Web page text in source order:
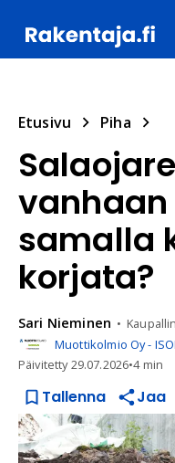
Etusivu Piha
samalla
korjata?
Sari Nieminen
Muottikolmio Oy -
Päivitetty29.07.2026•4 min
Tallenna Jaa